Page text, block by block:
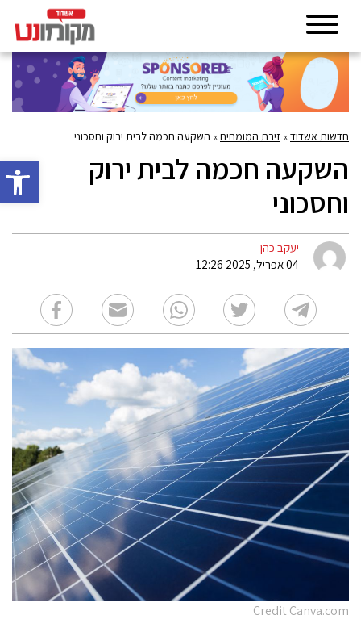
פתח
חדשות אשדוד» זירת המומחים» השקעה חכמה לבית ירוק וחסכוני
השקעה חכמה לבית ירוק
וחסכוני
יעקב כהן
04 אפריל, 2025 12:26
Credit Canva.com